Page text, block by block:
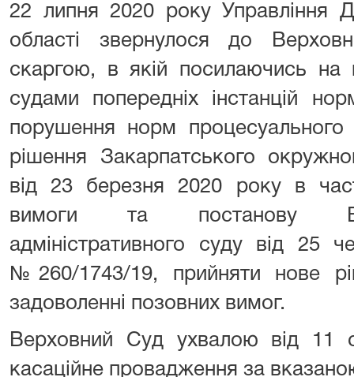
22 липня 2020 року Управління
області звернулося до
скаргою, в якій посилаючись на
судами попередніх інстанцій
порушення норм процесуального
рішення Закарпатського
від 23 березня 2020 року в
вимоги та постанову
адміністративного суду від 25
№260/1743/19, прийняти нове
задоволенні позовних вимог.
Верховний Суд ухвалою від 11
касаційне провадження за